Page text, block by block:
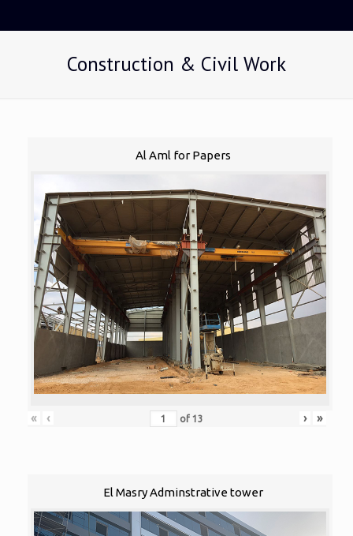
Construction & Civil Work
Al Aml for Papers
« ‹ of 13 › »
El Masry Adminstrative tower